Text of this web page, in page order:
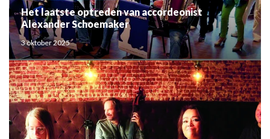
Het laatste optreden van accordeonist
Alexander Schoemaker
3 oktober 2025